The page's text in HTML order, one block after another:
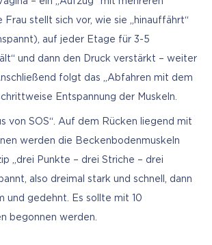
Frau stellt sich vor, wie sie „hinauffährt“
auf jeder Etage für 3-5
und dann den Druck verstärkt – weiter
folgt das „Abfahren mit dem
Entspannung der Muskeln.
von SOS“. Auf dem Rücken liegend mit
werden die Beckenbodenmuskeln
„drei Punkte – drei Striche – drei
also dreimal stark und schnell, dann
und gedehnt. Es sollte mit 10
begonnen werden.